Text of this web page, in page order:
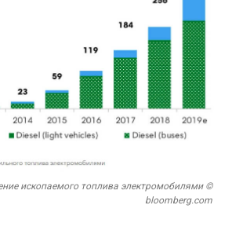
ископаемого топлива электромобилями ©
bloomberg.com